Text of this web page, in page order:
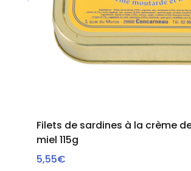
Filets de sardines à la crème
miel 115g
5,55€